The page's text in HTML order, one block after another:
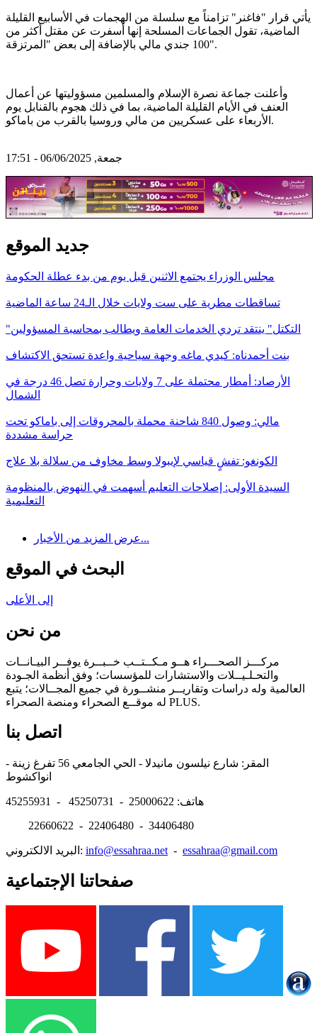
يأتي قرار "فاغنر" تزامناً مع سلسلة من الهجمات في الأسابيع القليلة
الماضية، تقول الجماعات المسلحة إنها أسفرت عن مقتل أكثر من
100 جندي مالي بالإضافة إلى بعض "المرتزقة".
وأعلنت جماعة نصرة الإسلام والمسلمين مسؤوليتها عن أعمال
العنف في الأيام القليلة الماضية، بما في ذلك هجوم بالقنابل يوم
الأربعاء على عسكريين من مالي وروسيا بالقرب من باماكو.
جمعة, 06/06/2025 - 17:51
جديد الموقع
مجلس الوزراء يجتمع الاثنين قبل يوم من بدء عطلة الحكومة
تساقطات مطرية على ست ولايات خلال الـ24 ساعة الماضية
"التكتل" ينتقد تردي الخدمات العامة ويطالب بمحاسبة المسؤولين
بنت أحمدناه: كيدي ماغه وجهة سياحية واعدة تستحق الاكتشاف
الأرصاد: أمطار محتملة على 7 ولايات وحرارة تصل 46 درجة في
الشمال
مالي: وصول 840 شاحنة محملة بالمحروقات إلى باماكو تحت
حراسة مشددة
الكونغو: تفشٍ قياسي لإيبولا وسط مخاوف من سلالة بلا علاج
السيدة الأولى: إصلاحات التعليم أسهمت في النهوض بالمنظومة
التعليمية
عرض المزيد من الأخبار...
البحث في الموقع
إلى الأعلى
من نحن
مركـــز الصحـــراء هــو مـكــتــب خــبــرة يوفــر البيـانــات
والتحـلـيــلات والاستشارات للمؤسسات؛ وفق أنظمة الجـودة
العالمية وله دراسات وتقاريــر منشــورة في جميع المجــالات؛ يتبع
له موقــع الصحراء ومنصة الصحراء PLUS.
اتصل بنا
المقر: شارع نيلسون مانيدلا - الحي الجامعي 56 تفرغ زينة -
هاتف: 25000622 - 45250731 - 45255931
22660622 - 22406480 - 34406480
البريد الالكتروني: info@essahraa.net - essahraa@gmail.com
صفحاتنا الإجتماعية